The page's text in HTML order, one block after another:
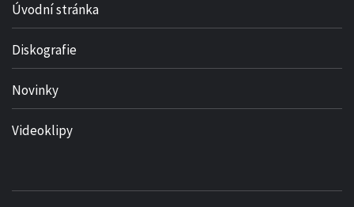
Úvodní stránka
Diskografie
Novinky
Videoklipy